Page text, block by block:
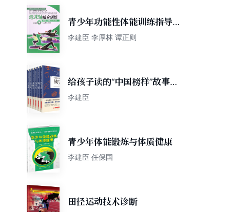
青少年功能性体能训练指导丛
书：泡沫轴组合训练
李建臣 李厚林 谭正则
给孩子读的“中国榜样”故事丛
书
李建臣
青少年体能锻炼与体质健康
李建臣 任保国
田径运动技术诊断